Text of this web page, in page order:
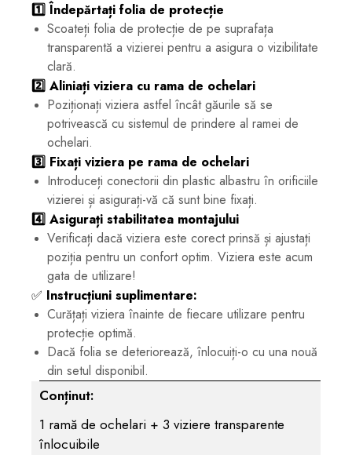
1️⃣ Îndepărtați folia de protecție
Scoateți folia de protecție de pe suprafața
transparentă a vizierei pentru a asigura o vizibilitate
clară.
2️⃣ Aliniați viziera cu rama de ochelari
Poziționați viziera astfel încât găurile să se
potrivească cu sistemul de prindere al ramei de
ochelari.
3️⃣ Fixați viziera pe rama de ochelari
Introduceți conectorii din plastic albastru în orificiile
vizierei și asigurați-vă că sunt bine fixați.
4️⃣ Asigurați stabilitatea montajului
Verificați dacă viziera este corect prinsă și ajustați
poziția pentru un confort optim. Viziera este acum
gata de utilizare!
✅ Instrucțiuni suplimentare:
Curățați viziera înainte de fiecare utilizare pentru
protecție optimă.
Dacă folia se deteriorează, înlocuiți-o cu una nouă
din setul disponibil.
Conținut:
1 ramă de ochelari + 3 viziere transparente
înlocuibile